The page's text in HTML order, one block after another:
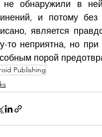
обнаружили в
и потому
является
то неприятна, но
порой
Publishing